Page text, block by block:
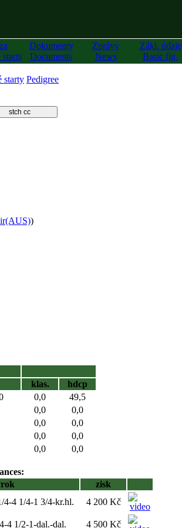
Dokumenty
Documents
Zprávy
News
Zákl. údaje
Basic fig.
starty Pedigree
stch cc
)
klas.
hdcp
0,0
49,5
0,0
0,0
0,0
0,0
0,0
0,0
0,0 0,0
zisk
4-4 1/4-1 3/4-kr.hl. 4 200 Kč
4 1/2-1-dal.-dal. 4 500 Kč